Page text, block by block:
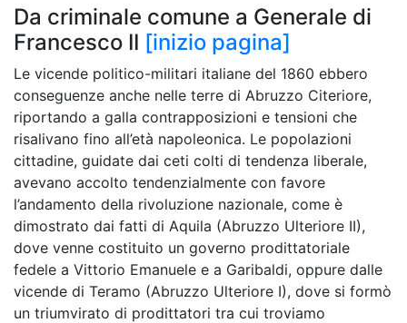
Da criminale comune a Generale di
Francesco II [inizio pagina]
Le vicende politico-militari italiane del 1860 ebbero
conseguenze anche nelle terre di Abruzzo Citeriore,
riportando a galla contrapposizioni e tensioni che
risalivano fino all’età napoleonica. Le popolazioni
cittadine, guidate dai ceti colti di tendenza liberale,
avevano accolto tendenzialmente con favore
l’andamento della rivoluzione nazionale, come è
dimostrato dai fatti di Aquila (Abruzzo Ulteriore II),
dove venne costituito un governo prodittatoriale
fedele a Vittorio Emanuele e a Garibaldi, oppure dalle
vicende di Teramo (Abruzzo Ulteriore I), dove si formò
un triumvirato di prodittatori tra cui troviamo